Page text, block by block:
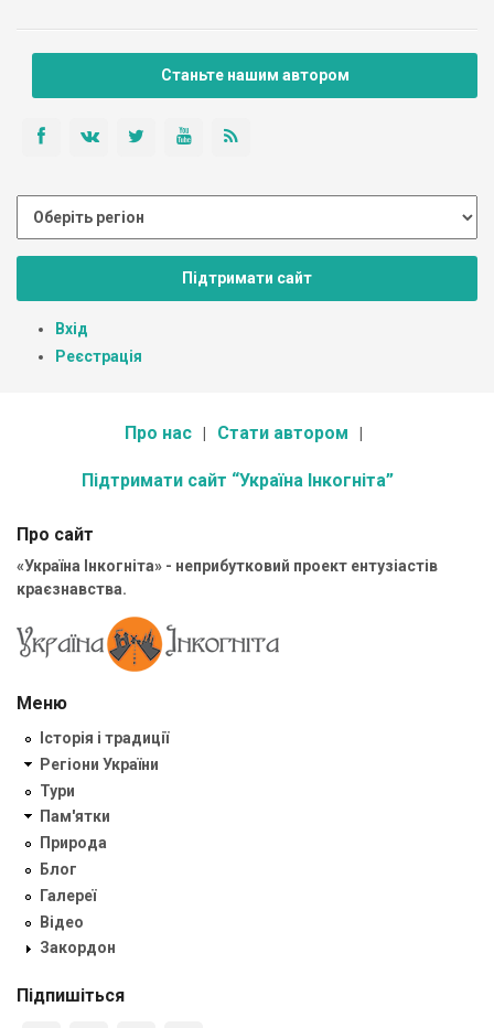
Станьте нашим автором
Підтримати сайт
Вхід
Реєстрація
Про нас Стати автором
Підтримати сайт “Україна Інкогніта”
Про сайт
«Україна Інкогніта» - неприбутковий проект ентузіастів
краєзнавства.
Меню
Історія і традиції
Регіони України
Тури
Пам'ятки
Природа
Блог
Галереї
Відео
Закордон
Підпишіться